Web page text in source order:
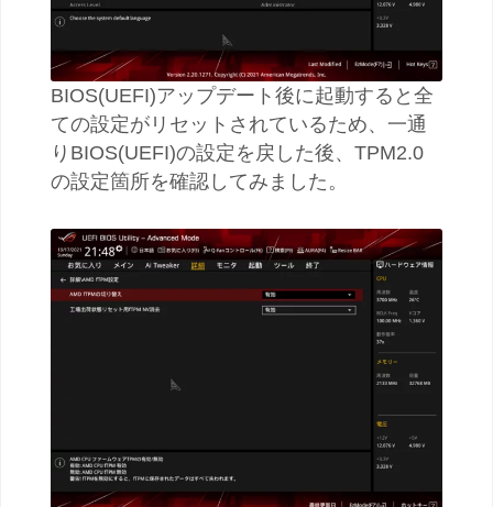
BIOS(UEFI)アップデート後に起動すると全
ての設定がリセットされているため、一通
りBIOS(UEFI)の設定を戻した後、TPM2.0
の設定箇所を確認してみました。